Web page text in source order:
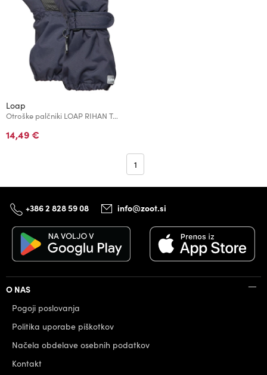
Loap
Otroške palčniki LOAP RIHAN Temno modra
14,49 €
1
+386 2 828 59 08 info@zoot.si
O NAS
Pogoji poslovanja
Politika uporabe piškotkov
Načela obdelave osebnih podatkov
Kontakt